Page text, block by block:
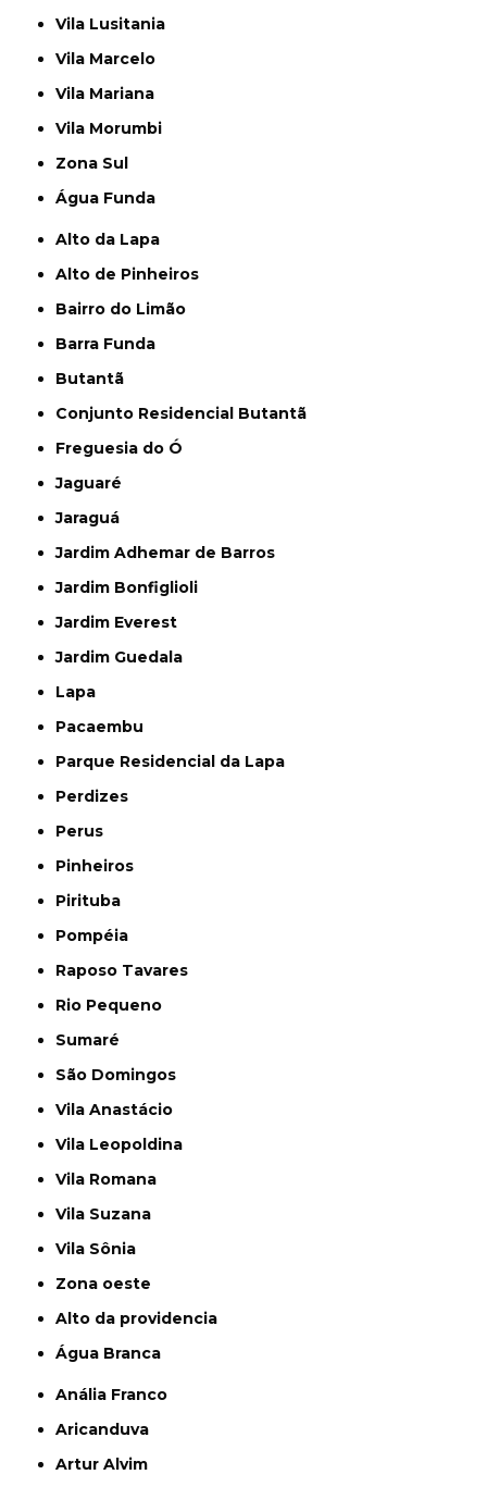
Vila Lusitania
Vila Marcelo
Vila Mariana
Vila Morumbi
Zona Sul
Água Funda
Alto da Lapa
Alto de Pinheiros
Bairro do Limão
Barra Funda
Butantã
Conjunto Residencial Butantã
Freguesia do Ó
Jaguaré
Jaraguá
Jardim Adhemar de Barros
Jardim Bonfiglioli
Jardim Everest
Jardim Guedala
Lapa
Pacaembu
Parque Residencial da Lapa
Perdizes
Perus
Pinheiros
Pirituba
Pompéia
Raposo Tavares
Rio Pequeno
Sumaré
São Domingos
Vila Anastácio
Vila Leopoldina
Vila Romana
Vila Suzana
Vila Sônia
Zona oeste
alto da providencia
Água Branca
Anália Franco
Aricanduva
Artur Alvim